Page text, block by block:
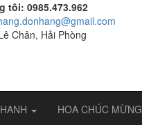
tôi: 0985.473.962
Chân, Hải Phòng
HOA CHÚC MỪNG